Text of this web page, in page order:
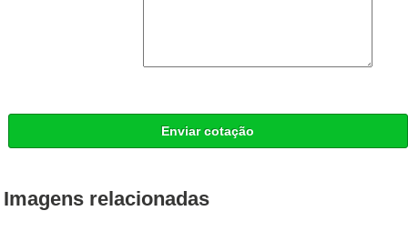
Enviar cotação
Imagens relacionadas